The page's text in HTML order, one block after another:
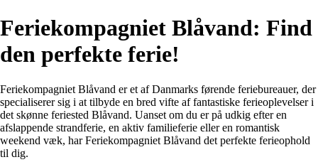
Feriekompagniet Blåvand: Find
den perfekte ferie!
Feriekompagniet Blåvand er et af Danmarks førende feriebureauer, der
specialiserer sig i at tilbyde en bred vifte af fantastiske ferieoplevelser i
det skønne feriested Blåvand. Uanset om du er på udkig efter en
afslappende strandferie, en aktiv familieferie eller en romantisk
weekend væk, har Feriekompagniet Blåvand det perfekte ferieophold
til dig.